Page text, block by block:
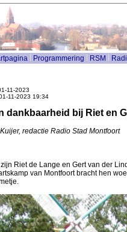
Programmering RSM
11-2023
11-2023 19:34
dankbaarheid bij Riet en
redactie Radio Stad Montfoort
Riet de Lange en Gert van der
van Montfoort bracht hen